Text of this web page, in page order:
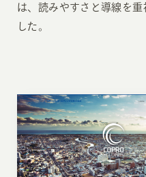
は、読みやすさと導線を
した。